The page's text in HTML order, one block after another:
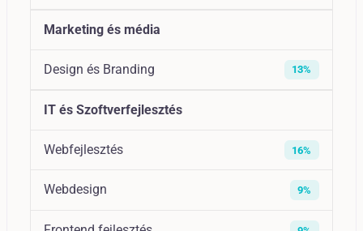
Marketing és média
Design és Branding 13%
IT és Szoftverfejlesztés
Webfejlesztés 16%
Webdesign 9%